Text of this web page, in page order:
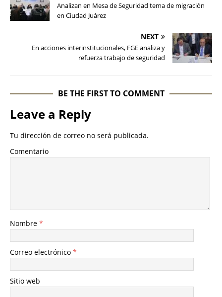
Analizan en Mesa de Seguridad tema de migración
en Ciudad Juárez
NEXT
En acciones interinstitucionales, FGE analiza y
refuerza trabajo de seguridad
BE THE FIRST TO COMMENT
Leave a Reply
Tu dirección de correo no será publicada.
Comentario
Nombre *
Correo electrónico *
Sitio web